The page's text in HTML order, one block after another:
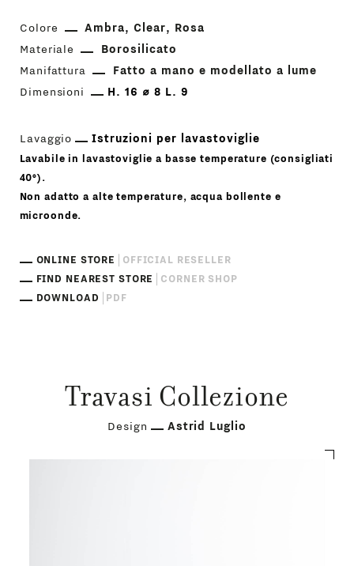
Colore Ambra Clear
Rosa
Materiale
Borosilicato
Manifattura
Fatto a mano e modellato a lume
Dimensioni
H. 16 ⌀ 8 L. 9
Lavaggio Istruzioni per lavastoviglie
Lavabile in lavastoviglie a basse temperature (consigliati
40°).
Non adatto a alte temperature, acqua bollente e
microonde.
ONLINE STORE
OFFICIAL RESELLER
FIND NEAREST STORE
CORNER SHOP
DOWNLOAD
PDF
Travasi Collezione
Design Astrid Luglio